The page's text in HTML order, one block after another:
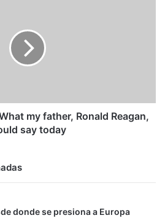
my father, Ronald Reagan,
say today
donde se presiona a Europa